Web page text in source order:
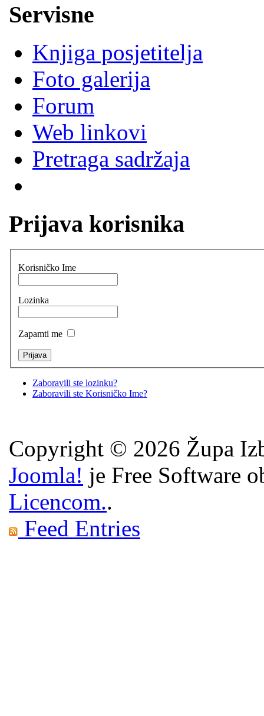
Servisne
Knjiga posjetitelja
Foto galerija
Forum
Web linkovi
Pretraga sadržaja
Prijava korisnika
Korisničko Ime
Lozinka
Zapamti me
Zaboravili ste lozinku?
Zaboravili ste Korisničko Ime?
Copyright © 2026 Župa
Joomla! je Free Software
Licencom..
Feed Entries